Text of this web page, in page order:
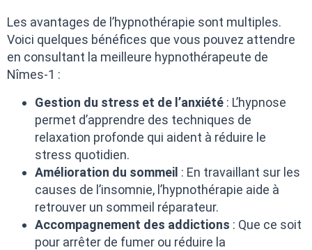
Les avantages de l’hypnothérapie sont multiples.
Voici quelques bénéfices que vous pouvez attendre
en consultant la meilleure hypnothérapeute de
Nîmes-1 :
Gestion du stress et de l’anxiété : L’hypnose
permet d’apprendre des techniques de
relaxation profonde qui aident à réduire le
stress quotidien.
Amélioration du sommeil : En travaillant sur les
causes de l’insomnie, l’hypnothérapie aide à
retrouver un sommeil réparateur.
Accompagnement des addictions : Que ce soit
pour arrêter de fumer ou réduire la